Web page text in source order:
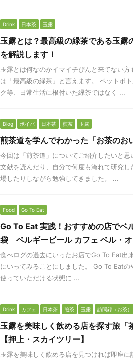
Drink 日本茶 玉露
玉露とは？最高級の緑茶である玉露
を解説します！
玉露とは何なのかイマイチぴんと来てない
は「最高級の緑茶」と言えます。 ペットボ
ク等、日常生活に根付いた緑茶ではなく ...
Blog ボイパ 日本茶 煎茶 玉露
煎茶道を学んでわかった「お茶のお
今回は「煎茶道」についてご紹介したいと思
文献を読んだり、自分で何度も淹れて研究
場したりしながら勉強してきました。 ...
Food Go To Eat
Go To Eat 実践！おすすめの店でベ
袋 ベルギービール カフェ ベル・
食べログの過去にいったお店でGo To Eat出
にいってみることにしました。 Go To Eat
使っていただける状態に ...
Drink カフェ 日本茶 煎茶 玉露 訪問録（お茶）
玉露を美味しく飲める店を探す旅
【押上・スカイツリー】
玉露を美味しく飲める店を見つければ即座